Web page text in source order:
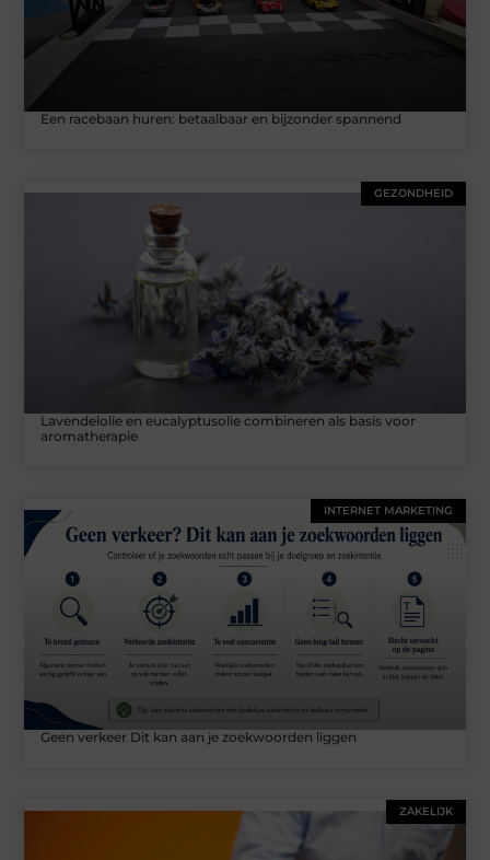
Een racebaan huren: betaalbaar en bijzonder spannend
GEZONDHEID
Lavendelolie en eucalyptusolie combineren als basis voor
aromatherapie
INTERNET MARKETING
Geen verkeer Dit kan aan je zoekwoorden liggen
ZAKELIJK